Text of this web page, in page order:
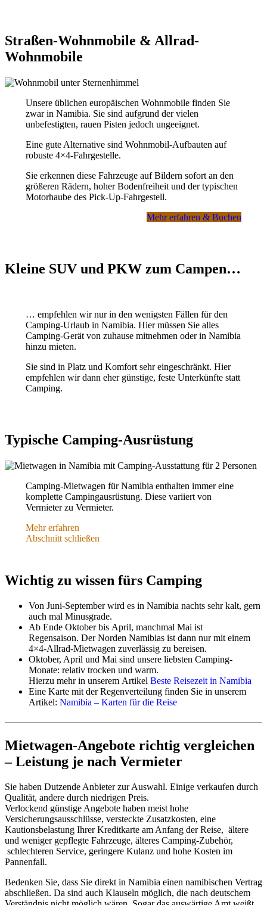
Straßen-Wohnmobile & Allrad-
Wohnmobile
Unsere üblichen europäischen Wohnmobile finden Sie
zwar in Namibia. Sie sind aufgrund der vielen
unbefestigten, rauen Pisten jedoch ungeeignet.
Eine gute Alternative sind Wohnmobil-Aufbauten auf
robuste 4×4-Fahrgestelle.
Sie erkennen diese Fahrzeuge auf Bildern sofort an den
größeren Rädern, hoher Bodenfreiheit und der typischen
Motorhaube des Pick-Up-Fahrgestell.
Mehr erfahren & Buchen
Kleine SUV und PKW zum Campen…
… empfehlen wir nur in den wenigsten Fällen für den
Camping-Urlaub in Namibia. Hier müssen Sie alles
Camping-Gerät von zuhause mitnehmen oder in Namibia
hinzu mieten.
Sie sind in Platz und Komfort sehr eingeschränkt. Hier
empfehlen wir dann eher günstige, feste Unterkünfte statt
Camping.
Typische Camping-Ausrüstung
Camping-Mietwagen für Namibia enthalten immer eine
komplette Campingausrüstung. Diese variiert von
Vermieter zu Vermieter.
Dachzelt mit Matratzen, teilweise auch Kissen,
Handbesen und Kehrschaufel
elektrischer Kühlschrank, Achtung: nur teilweise
mit Doppelbatterie und Entladeschutz!
Gaskocher & Gaszylinder, teilweise auch Grillrost
& Grillbesteck für den berühmten „Braai-Platz“
Tischlampe (Batterie oder Gas)
Typische Küchenkiste
Teller, Suppen- /Frühstücksschüsseln
Messer, Gabeln, Esslöffel, Teelöffel
Brotmesser & Küchenmesser
Dosenöffner, Flaschenöffner mit Korkenzieher
Eierheber, Servierlöffel, Grillzange, Grillgabel
Töpfe und Pfannen, Wasserkocher
Geschirrtuch und Lappen, Waschbecken
Mehr erfahren
Abschnitt schließen
Wichtig zu wissen fürs Camping
Von Juni-September wird es in Namibia nachts sehr kalt, gern
auch mal Minusgrade.
Ab Ende Oktober bis April, manchmal Mai ist
Regensaison. Der Norden Namibias ist dann nur mit einem
4×4-Allrad-Mietwagen zuverlässig zu bereisen.
Oktober, April und Mai sind unsere liebsten Camping-
Monate: relativ trocken und warm.
Hierzu mehr in unserem Artikel Beste Reisezeit in Namibia
Eine Karte mit der Regenverteilung finden Sie in unserem
Artikel: Namibia – Karten für die Reise
Mietwagen-Angebote richtig vergleichen
– Leistung je nach Vermieter
Sie haben Dutzende Anbieter zur Auswahl. Einige verkaufen durch
Qualität, andere durch niedrigen Preis.
Verlockend günstige Angebote haben meist hohe
Versicherungsausschlüsse, versteckte Zusatzkosten, eine
Kautionsbelastung Ihrer Kreditkarte am Anfang der Reise, ältere
und weniger gepflegte Fahrzeuge, älteres Camping-Zubehör,
schlechteren Service, geringere Kulanz und hohe Kosten im
Pannenfall.
Bedenken Sie, dass Sie direkt in Namibia einen namibischen Vertrag
abschließen. Da sind auch Klauseln möglich, die nach deutschem